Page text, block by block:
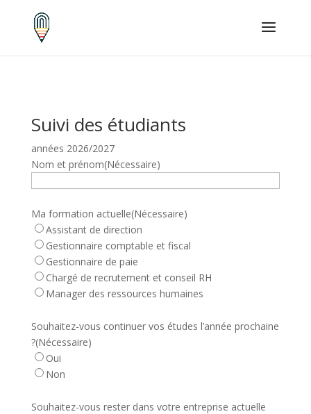
Suivi des étudiants
années 2026/2027
Nom et prénom(Nécessaire)
Ma formation actuelle(Nécessaire)
Assistant de direction
Gestionnaire comptable et fiscal
Gestionnaire de paie
Chargé de recrutement et conseil RH
Manager des ressources humaines
Souhaitez-vous continuer vos études l’année prochaine
?(Nécessaire)
Oui
Non
Souhaitez-vous rester dans votre entreprise actuelle